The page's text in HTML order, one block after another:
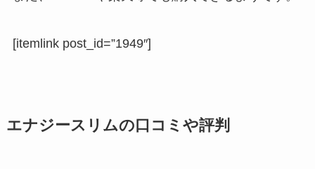
[itemlink post_id=”1949″]
エナジースリムの口コミや評判